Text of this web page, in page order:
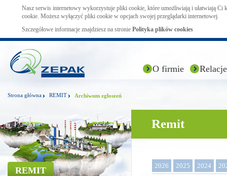
Nasz serwis internetowy wykorzystuje pliki cookie, które umożliwiają i ułatwiają Ci
cookie. Możesz wyłączyć pliki cookie w opcjach swojej przeglądarki internetowej.
Szczegółowe informacje znajdziesz na stronie Polityka plików cookies
O firmie
Strona główna REMIT Archiwum zgłoszeń
REMIT
Remit
2026 2025 2024